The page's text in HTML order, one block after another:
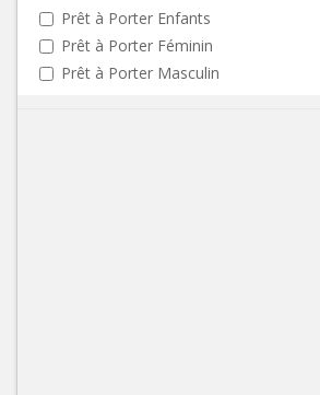
Prêt à Porter Enfants
Prêt à Porter Féminin
Prêt à Porter Masculin